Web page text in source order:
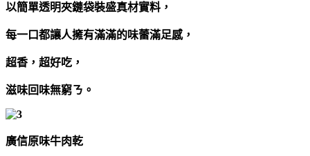
以簡單透明夾鏈袋裝盛真材實料，
每一口都讓人擁有滿滿的味蕾滿足感，
超香，超好吃，
滋味回味無窮ㄋ。
廣信原味牛肉乾